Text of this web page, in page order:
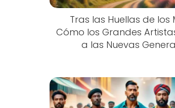
Tras las Huellas de los
Cómo los Grandes
a las Nuevas